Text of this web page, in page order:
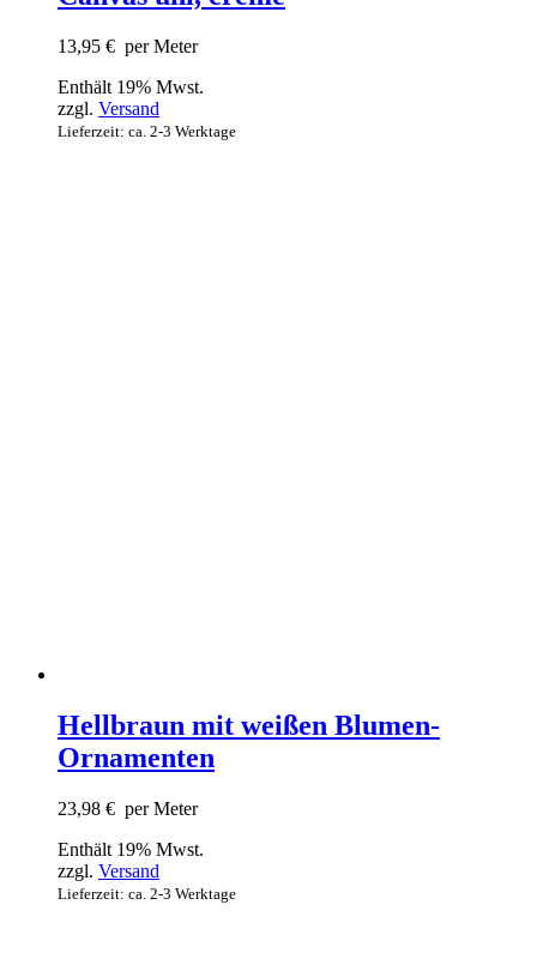
13,95 € per Meter
Enthält 19% Mwst.
zzgl. Versand
Lieferzeit: ca. 2-3 Werktage
Hellbraun mit weißen Blumen-
Ornamenten
23,98 € per Meter
Enthält 19% Mwst.
zzgl. Versand
Lieferzeit: ca. 2-3 Werktage